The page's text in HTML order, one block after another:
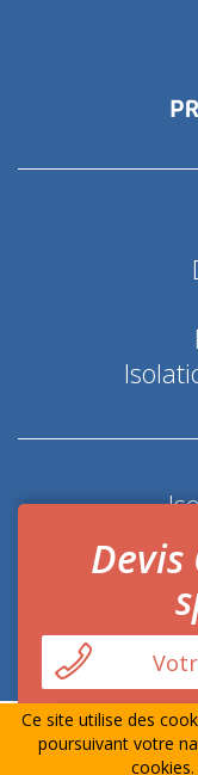
Coup de
© Prime-
Ce site utilise des
poursuivant votre
cookies.